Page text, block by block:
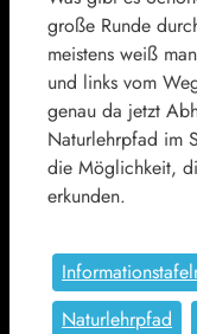
große Runde
meistens weiß
und links vom
genau da jetzt
Naturlehrpfad im
die Möglichkeit,
erkunden.
Naturlehrpfad